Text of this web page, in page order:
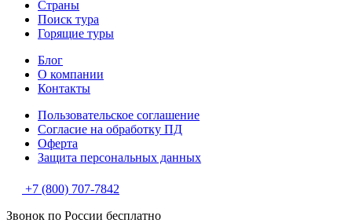
Страны
Поиск тура
Горящие туры
Блог
О компании
Контакты
Пользовательское соглашение
Согласие на обработку ПД
Оферта
Защитa персональных данных
+7 (800) 707-7842
Звонок по России бесплатно